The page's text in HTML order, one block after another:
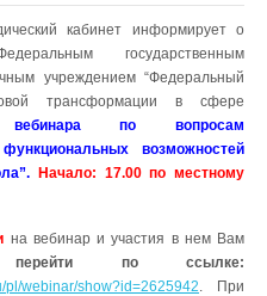
кабинет информирует о
государственным
учреждением “Федеральный
трансформации в сфере
вебинара по вопросам
возможностей
Начало: 17.00 по местному
на вебинар и участия в нем Вам
перейти по ссылке:
pl/webinar/show?id=2625942. При